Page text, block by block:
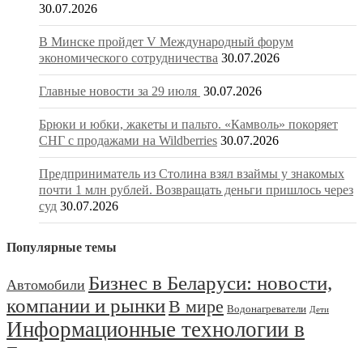
30.07.2026
В Минске пройдет V Международный форум
экономического сотрудничества 30.07.2026
Главные новости за 29 июля 30.07.2026
Брюки и юбки, жакеты и пальто. «Камволь» покоряет
СНГ с продажами на Wildberries 30.07.2026
Предприниматель из Столина взял взаймы у знакомых
почти 1 млн рублей. Возвращать деньги пришлось через
суд 30.07.2026
Популярные темы
Автомобили Бизнес в Беларуси: новости,
компании и рынкиВ мире Водонагреватели Дети
Информационные технологии в